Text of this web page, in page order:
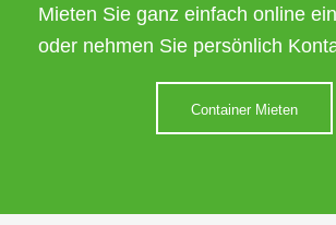
Mieten Sie ganz einfach online
oder nehmen Sie persönlich
Container Mieten